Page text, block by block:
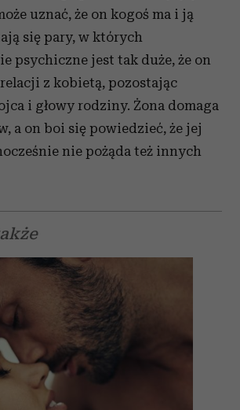
uznać, że on kogoś ma i ją
się pary, w których
psychiczne jest tak duże, że on
z kobietą, pozostając
i głowy rodziny. Żona domaga
a on boi się powiedzieć, że jej
nie pożąda też innych